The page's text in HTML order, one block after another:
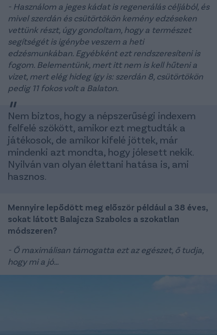
- Használom a jeges kádat is regenerálás céljából, és
mivel szerdán és csütörtökön kemény edzéseken
vettünk részt, úgy gondoltam, hogy a természet
segítségét is igénybe veszem a heti
edzésmunkában. Egyébként ezt rendszeresíteni is
fogom. Belementünk, mert itt nem is kell hűteni a
vizet, mert elég hideg így is: szerdán 8, csütörtökön
pedig 11 fokos volt a Balaton.
Nem biztos, hogy a népszerűségi indexem
felfelé szökött, amikor ezt megtudták a
játékosok, de amikor kifelé jöttek, már
mindenki azt mondta, hogy jólesett nekik.
Nyilván van olyan élettani hatása is, ami
hasznos.
Mennyire lepődött meg először például a 38 éves,
sokat látott Balajcza Szabolcs a szokatlan
módszeren?
- Ő maximálisan támogatta ezt az egészet, ő tudja,
hogy mi a jó…